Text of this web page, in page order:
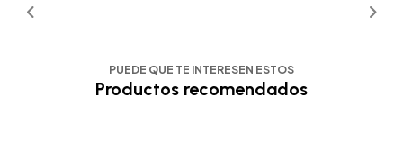
PUEDE QUE TE INTERESEN ESTOS
Productos recomendados